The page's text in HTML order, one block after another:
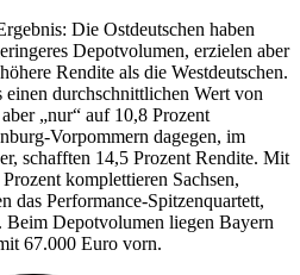
Die Ostdeutschen haben
Depotvolumen, erzielen aber
Rendite als die Westdeutschen.
durchschnittlichen Wert von
„nur“ auf 10,8 Prozent
Vorpommern dagegen, im
schafften 14,5 Prozent Rendite. Mit
komplettieren Sachsen,
das Performance-Spitzenquartett,
Beim Depotvolumen liegen Bayern
67.000 Euro vorn.